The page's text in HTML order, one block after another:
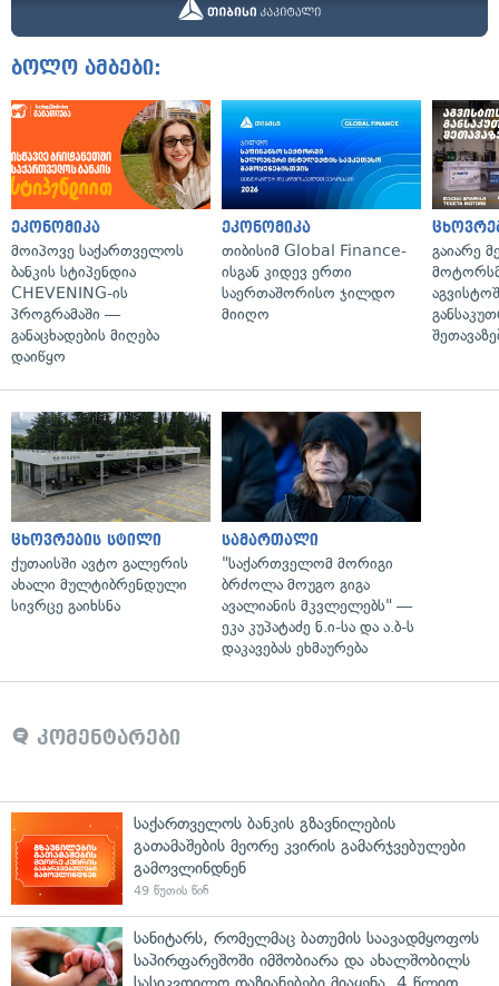
ბოლო ამბები:
ეკონომიკა
მოიპოვე საქართველოს
ბანკის სტიპენდია
CHEVENING-ის
პროგრამაში —
განაცხადების მიღება
დაიწყო
ეკონომიკა
თიბისიმ Global Finance-
ისგან კიდევ ერთი
საერთაშორისო ჯილდო
მიიღო
გაიარე
ცხოვრების სტილი
ქუთაისში ავტო გალერის
ახალი მულტიბრენდული
სივრცე გაიხსნა
სამართალი
"საქართველომ მორიგი
ბრძოლა მოუგო გიგა
ავალიანის მკვლელებს" —
ეკა კუპატაძე ნ.ი-სა და ა.ბ-ს
დაკავებას ეხმაურება
კომენტარები
საქართველოს ბანკის გზავნილების
გათამაშების მეორე კვირის გამარჯვებულები
გამოვლინდნენ
49 წუთის წინ
სანიტარს, რომელმაც ბათუმის საავადმყოფოს
საპირფარეშოში იმშობიარა და ახალშობილს